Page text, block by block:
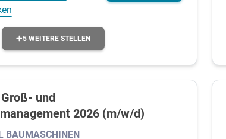
Forschung
5 WEITERE STELLEN
und
2026 (m/w/d)
BAUMASCHINEN